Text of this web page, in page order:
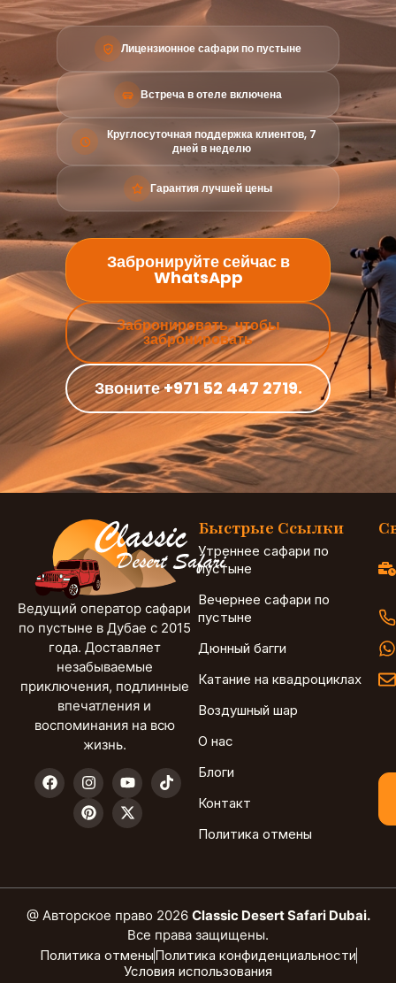
Лицензионное сафари по пустыне
Встреча в отеле включена
Круглосуточная поддержка клиентов, 7
дней в неделю
Гарантия лучшей цены
Забронируйте сейчас в
WhatsApp
Забронировать, чтобы
забронировать
Звоните +971 52 447 2719.
Ведущий оператор сафари
по пустыне в Дубае с 2015
года. Доставляет
незабываемые
приключения, подлинные
впечатления и
воспоминания на всю
жизнь.
Быстрые Ссылки
Утреннее сафари по
пустыне
Вечернее сафари по
пустыне
Дюнный багги
Катание на квадроциклах
Воздушный шар
О нас
Блоги
Контакт
Политика отмены
@ Авторское право 2026 Classic Desert Safari Dubai.
Все права защищены.
Политика отменыПолитика конфиденциальности
Условия использования